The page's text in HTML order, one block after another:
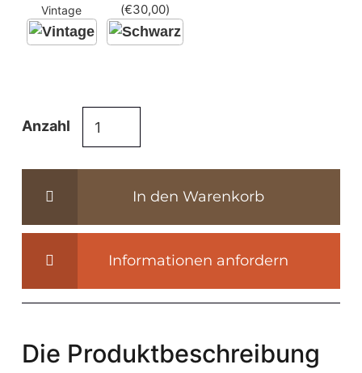
Vintage (€30,00)
Anzahl
los
In den Warenkorb
Informationen anfordern
Die Produktbeschreibung